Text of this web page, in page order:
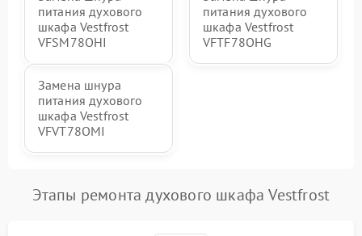
питания духового
шкафа Vestfrost
VFSM78OHI
питания духового
шкафа Vestfrost
VFTF78OHG
Замена шнура
питания духового
шкафа Vestfrost
VFVT78OMI
Этапы ремонта духового шкафа Vestfrost